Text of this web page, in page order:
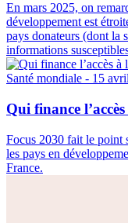
En mars 2025, on
développement est
pays donateurs (dont la
informations
Santé mondiale - 15
Qui finance
Focus 2030 fait le point
les pays en
France.